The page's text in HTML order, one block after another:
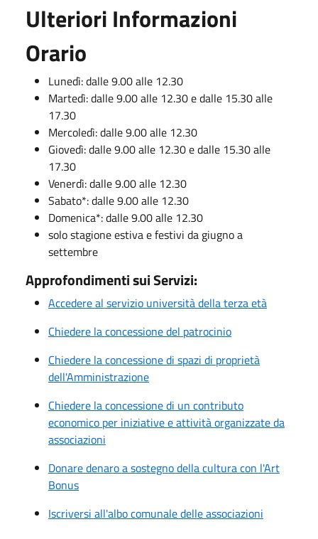
Ulteriori Informazioni
Orario
Lunedì: dalle 9.00 alle 12.30
Martedì: dalle 9.00 alle 12.30 e dalle 15.30 alle
17.30
Mercoledì: dalle 9.00 alle 12.30
Giovedì: dalle 9.00 alle 12.30 e dalle 15.30 alle
17.30
Venerdì: dalle 9.00 alle 12.30
Sabato*: dalle 9.00 alle 12.30
Domenica*: dalle 9.00 alle 12.30
solo stagione estiva e festivi da giugno a
settembre
Approfondimenti sui Servizi:
Accedere al servizio università della terza età
Chiedere la concessione del patrocinio
Chiedere la concessione di spazi di proprietà
dell'Amministrazione
Chiedere la concessione di un contributo
economico per iniziative e attività organizzate da
associazioni
Donare denaro a sostegno della cultura con l'Art
Bonus
Iscriversi all'albo comunale delle associazioni